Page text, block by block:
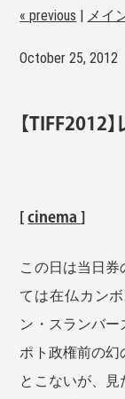
REPORT
NOBODY STORE
« previous メイ
October 25, 2012
【TIFF2012
[cinema]
この日は当日
ては在仏カン
ン・スランバー
ポト政権前の幻
とこないが、